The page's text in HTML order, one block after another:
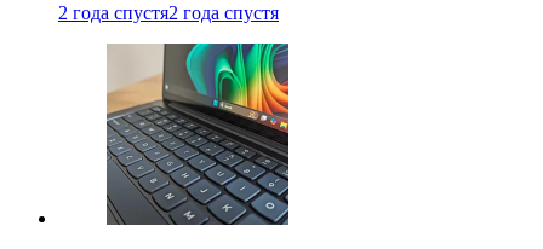
2 года спустя2 года спустя